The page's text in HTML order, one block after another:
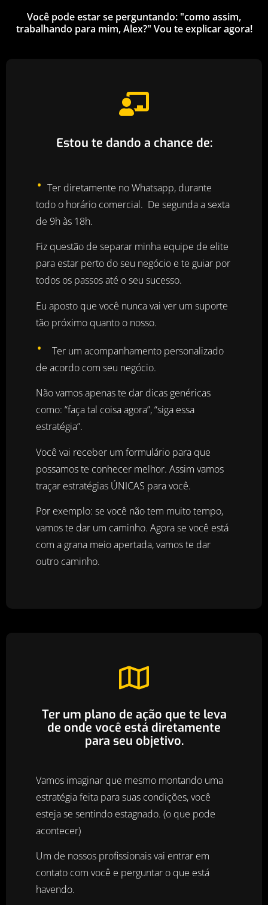
Você pode estar se perguntando: "como assim,
trabalhando para mim, Alex?" Vou te explicar agora!
Estou te dando a chance de:
• Ter diretamente no Whatsapp, durante
todo o horário comercial. De segunda a sexta
de 9h às 18h.
Fiz questão de separar minha equipe de elite
para estar perto do seu negócio e te guiar por
todos os passos até o seu sucesso.
Eu aposto que você nunca vai ver um suporte
tão próximo quanto o nosso.
•
Ter um acompanhamento personalizado
de acordo com seu negócio.
Não vamos apenas te dar dicas genéricas
como: “faça tal coisa agora”, “siga essa
estratégia”.
Você vai receber um formulário para que
possamos te conhecer melhor. Assim vamos
traçar estratégias ÚNICAS para você.
Por exemplo: se você não tem muito tempo,
vamos te dar um caminho. Agora se você está
com a grana meio apertada, vamos te dar
outro caminho.
Ter um plano de ação que te leva
de onde você está diretamente
para seu objetivo.
Vamos imaginar que mesmo montando uma
estratégia feita para suas condições, você
esteja se sentindo estagnado. (o que pode
acontecer)
Um de nossos profissionais vai entrar em
contato com você e perguntar o que está
havendo.